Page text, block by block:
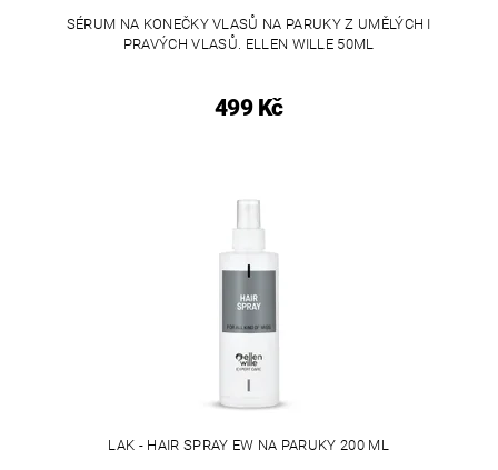
SÉRUM NA KONEČKY VLASŮ NA PARUKY Z UMĚLÝCH I
PRAVÝCH VLASŮ. ELLEN WILLE 50ML
499 Kč
LAK - HAIR SPRAY EW NA PARUKY 200 ML